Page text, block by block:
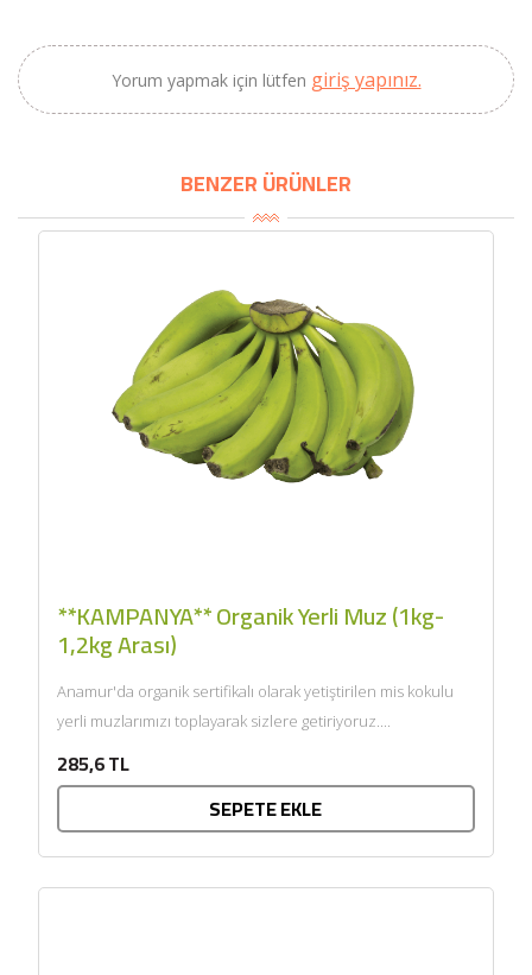
Yorum yapmak için lütfen giriş yapınız.
BENZER ÜRÜNLER
**KAMPANYA** Organik Yerli Muz (1kg-
1,2kg Arası)
Anamur'da organik sertifikalı olarak yetiştirilen mis kokulu
yerli muzlarımızı toplayarak sizlere getiriyoruz....
285,6 TL
SEPETE EKLE